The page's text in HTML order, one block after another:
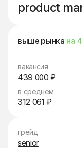
product
выше рынка на
вакансия
439 000 ₽
в среднем
312 061 ₽
грейд
senior